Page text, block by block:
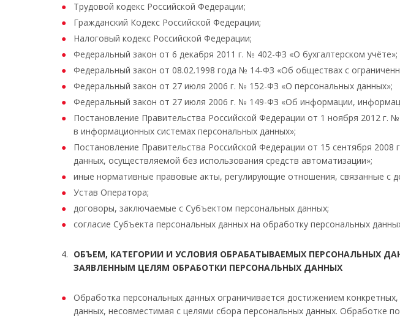
Трудовой кодекс Российской Федерации;
Гражданский Кодекс Российской Федерации;
Налоговый кодекс Российской Федерации;
Федеральный закон от 6 декабря 2011 г. № 402-ФЗ «О бухгалтерском учёте»;
Федеральный закон от 08.02.1998 года № 14-ФЗ «Об обществах с
Федеральный закон от 27 июля 2006 г. № 152-ФЗ «О персональных данных»;
Федеральный закон от 27 июля 2006 г. № 149-ФЗ «Об информации,
Постановление Правительства Российской Федерации от 1 ноября 2012
в информационных системах персональных данных»;
Постановление Правительства Российской Федерации от 15 сентября
данных, осуществляемой без использования средств автоматизации»;
иные нормативные правовые акты, регулирующие отношения, связанные с
Устав Оператора;
договоры, заключаемые с Субъектом персональных данных;
согласие Субъекта персональных данных на обработку персональных
ОБЪЕМ, КАТЕГОРИИ И УСЛОВИЯ ОБРАБАТЫВАЕМЫХ ПЕРСОНАЛЬНЫХ
ЗАЯВЛЕННЫМ ЦЕЛЯМ ОБРАБОТКИ ПЕРСОНАЛЬНЫХ ДАННЫХ
Обработка персональных данных ограничивается достижением
данных, несовместимая с целями сбора персональных данных. Обработке